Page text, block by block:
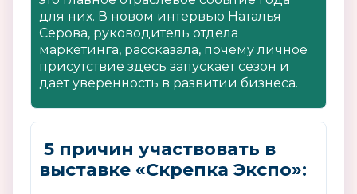
для них. В новом интервью Наталья
Серова, руководитель отдела
маркетинга, рассказала, почему личное
присутствие здесь запускает сезон и
дает уверенность в развитии бизнеса.
5 причин участвовать в
выставке «Скрепка Экспо»: